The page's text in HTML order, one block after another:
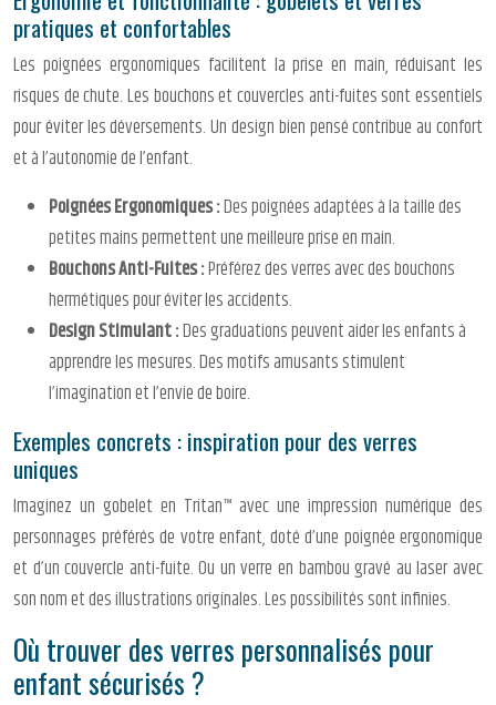
pratiques et confortables
Les poignées ergonomiques facilitent la prise en main, réduisant les
risques de chute. Les bouchons et couvercles anti-fuites sont essentiels
pour éviter les déversements. Un design bien pensé contribue au confort
et à l’autonomie de l’enfant.
Poignées Ergonomiques :Des poignées adaptées à la taille des
petites mains permettent une meilleure prise en main.
Bouchons Anti-Fuites :Préférez des verres avec des bouchons
hermétiques pour éviter les accidents.
Design Stimulant :Des graduations peuvent aider les enfants à
apprendre les mesures. Des motifs amusants stimulent
l’imagination et l’envie de boire.
Exemples concrets : inspiration pour des verres
uniques
Imaginez un gobelet en Tritan™ avec une impression numérique des
personnages préférés de votre enfant, doté d’une poignée ergonomique
et d’un couvercle anti-fuite. Ou un verre en bambou gravé au laser avec
son nom et des illustrations originales. Les possibilités sont infinies.
Où trouver des verres personnalisés pour
enfant sécurisés ?